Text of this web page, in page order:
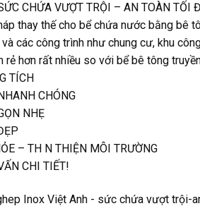
CHỨA VƯỢT TRỘI – AN TOÀN TỐI
thay thế cho bể chứa nước bằng bê
các công trình như chung cư, khu
rẻ hơn rất nhiều so với bể bê tông
TÍCH
CHÓNG
NHẸ
– TH N THIỆN MÔI TRƯỜNG
CHI TIẾT!